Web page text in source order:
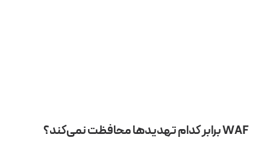
WAF برابر کدام تهدیدها محافظت نمی‌کند؟